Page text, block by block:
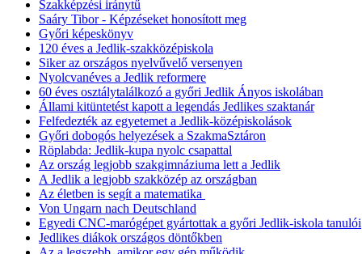
Szakképzési iránytű
Saáry Tibor - Képzéseket honosított meg
Győri képeskönyv
120 éves a Jedlik-szakközépiskola
Siker az országos nyelvűvelő versenyen
Nyolcvanéves a Jedlik reformere
60 éves osztálytalálkozó a győri Jedlik Ányos iskolában
Állami kitüntetést kapott a legendás Jedlikes szaktanár
Felfedezték az egyetemet a Jedlik-középiskolások
Győri dobogós helyezések a SzakmaSztáron
Röplabda: Jedlik-kupa nyolc csapattal
Az ország legjobb szakgimnáziuma lett a Jedlik
A Jedlik a legjobb szakközép az országban
Az életben is segít a matematika
Von Ungarn nach Deutschland
Egyedi CNC-marógépet gyártottak a győri Jedlik-iskola tanulói
Jedlikes diákok országos döntőkben